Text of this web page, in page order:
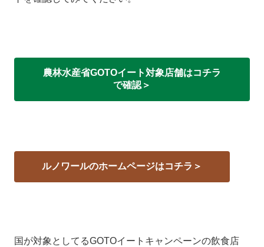
農林水産省GOTOイート対象店舗はコチラ
で確認＞
ルノワールのホームページはコチラ＞
国が対象としてるGOTOイートキャンペーンの飲食店